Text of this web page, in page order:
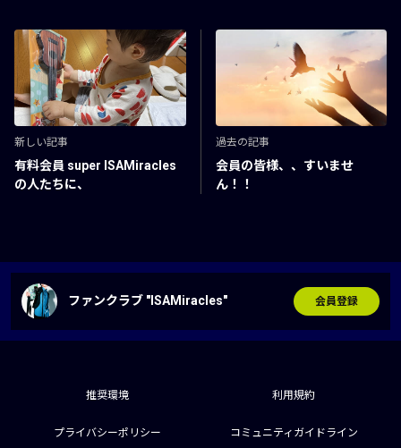
新しい記事
有料会員 super ISAMiracles
の人たちに、
過去の記事
会員の皆様、、すいませ
ん！！
ファンクラブ "ISAMiracles" 会員登録
推奨環境 利用規約
プライバシーポリシー コミュニティガイドライン